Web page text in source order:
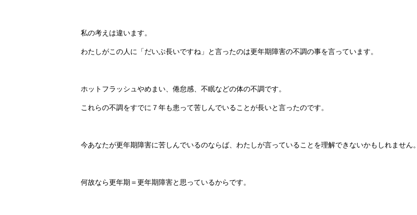
私の考えは違います。
わたしがこの人に「だいぶ長いですね」と言ったのは更年期障害の不調の事を言っています。
ホットフラッシュやめまい、倦怠感、不眠などの体の不調です。
これらの不調をすでに７年も患って苦しんでいることが長いと言ったのです。
今あなたが更年期障害に苦しんでいるのならば、わたしが言っていることを理解できないかもしれません。
何故なら更年期＝更年期障害と思っているからです。